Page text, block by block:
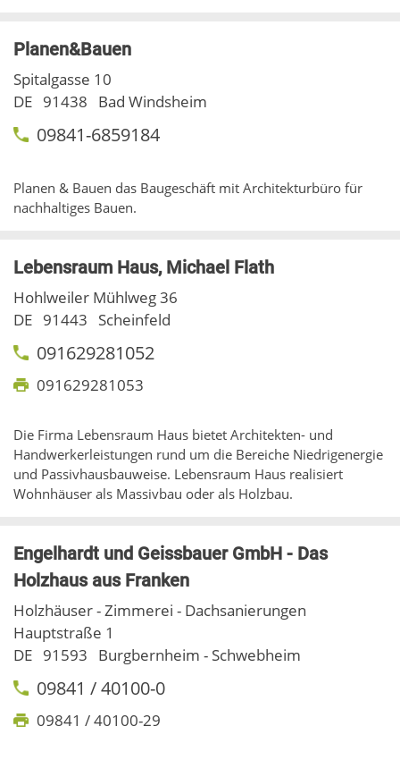
Planen&Bauen
Spitalgasse 10
DE 91438 Bad Windsheim
09841-6859184
Planen & Bauen das Baugeschäft mit Architekturbüro für
nachhaltiges Bauen.
Lebensraum Haus, Michael Flath
Hohlweiler Mühlweg 36
DE 91443 Scheinfeld
091629281052
091629281053
Die Firma Lebensraum Haus bietet Architekten- und
Handwerkerleistungen rund um die Bereiche Niedrigenergie
und Passivhausbauweise. Lebensraum Haus realisiert
Wohnhäuser als Massivbau oder als Holzbau.
Engelhardt und Geissbauer GmbH - Das
Holzhaus aus Franken
Holzhäuser - Zimmerei - Dachsanierungen
Hauptstraße 1
DE 91593 Burgbernheim - Schwebheim
09841 / 40100-0
09841 / 40100-29